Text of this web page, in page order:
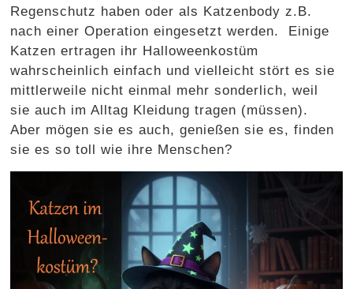
Regenschutz haben oder als Katzenbody z.B.
nach einer Operation eingesetzt werden. Einige
Katzen ertragen ihr Halloweenkostüm
wahrscheinlich einfach und vielleicht stört es sie
mittlerweile nicht einmal mehr sonderlich, weil
sie auch im Alltag Kleidung tragen (müssen).
Aber mögen sie es auch, genießen sie es, finden
sie es so toll wie ihre Menschen?